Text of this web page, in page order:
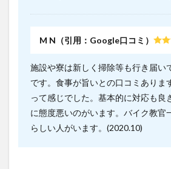
M N（引用：Google口コミ）
施設や寮は新しく掃除等も行き届い
です。食事が旨いとの口コミありま
って感じでした。基本的に対応も良
に態度悪いのがいます。バイク教官
らしい人がいます。(2020.10)